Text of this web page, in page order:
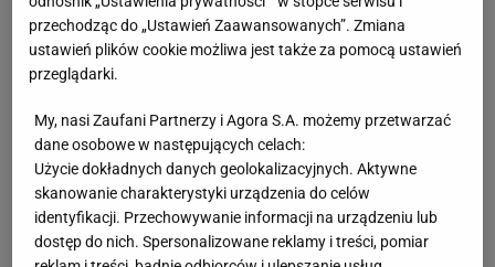
Materiał promocyjny PR marki Roborock
Nadzieja na Mundial" od lat pokazuje, jak
ogromną siłę ma sport. Dla wielu
uczestników to pierwszy moment, kiedy
przechodząc do „Ustawień Zaawansowanych”. Zmiana
ustawień plików cookie możliwa jest także za pomocą ustawień
przeglądarki.
My, nasi Zaufani Partnerzy i Agora S.A. możemy przetwarzać
dane osobowe w następujących celach:
Użycie dokładnych danych geolokalizacyjnych. Aktywne
skanowanie charakterystyki urządzenia do celów
identyfikacji. Przechowywanie informacji na urządzeniu lub
dostęp do nich. Spersonalizowane reklamy i treści, pomiar